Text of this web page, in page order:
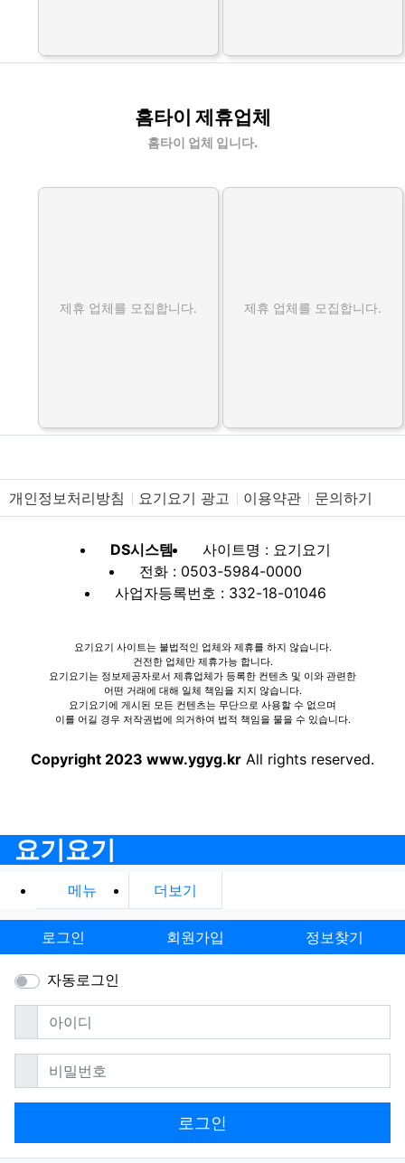
홈타이 제휴업체
홈타이 업체 입니다.
제휴 업체를 모집합니다. 제휴 업체를 모집합니다.
개인정보처리방침 요기요기 광고 이용약관 문의하기
DS시스템
사이트명 : 요기요기
전화 : 0503-5984-0000
사업자등록번호 : 332-18-01046
요기요기 사이트는 불법적인 업체와 제휴를 하지 않습니다.
건전한 업체만 제휴가능 합니다.
요기요기는 정보제공자로서 제휴업체가 등록한 컨텐츠 및 이와 관련한
어떤 거래에 대해 일체 책임을 지지 않습니다.
요기요기에 게시된 모든 컨텐츠는 무단으로 사용할 수 없으며
이를 어길 경우 저작권법에 의거하여 법적 책임을 물을 수 있습니다.
Copyright 2023 www.ygyg.kr All rights reserved.
요기요기
메뉴 더보기
로그인 회원가입 정보찾기
자동로그인
아이디필수
비밀번호필수
로그인